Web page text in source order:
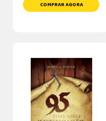
COMPRAR AGORA